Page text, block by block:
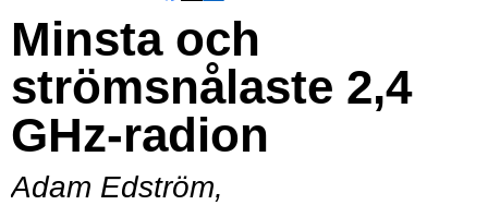
Minsta och
strömsnålaste 2,4
GHz-radion
Adam Edström,